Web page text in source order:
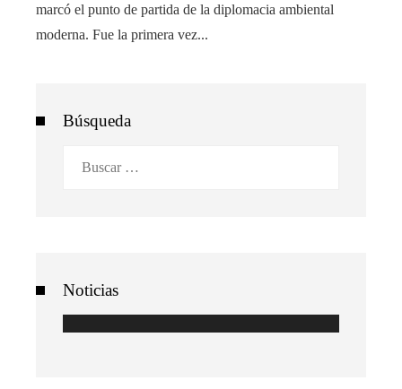
marcó el punto de partida de la diplomacia ambiental
moderna. Fue la primera vez...
Búsqueda
Noticias